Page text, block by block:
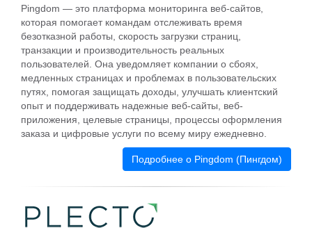
Pingdom — это платформа мониторинга веб-сайтов,
которая помогает командам отслеживать время
безотказной работы, скорость загрузки страниц,
транзакции и производительность реальных
пользователей. Она уведомляет компании о сбоях,
медленных страницах и проблемах в пользовательских
путях, помогая защищать доходы, улучшать клиентский
опыт и поддерживать надежные веб-сайты, веб-
приложения, целевые страницы, процессы оформления
заказа и цифровые услуги по всему миру ежедневно.
Подробнее о Pingdom (Пингдом)